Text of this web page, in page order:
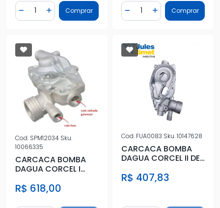
Diminuir Quantidade
Quantidade
Adicionar Quantidade
Comprar Diminuir Quantidade
Quantidade
AdicionarComprar
Cod. SPM12034 Sku.
10066335
CARCACA BOMBA
DAGUA CORCEL I
SENSOR
R$ 618,00
Cod. FUA0083 Sku.10147628
CARCACA BOMBA
DAGUA CORCEL II DEL
MOT AP)
R$ 407,83